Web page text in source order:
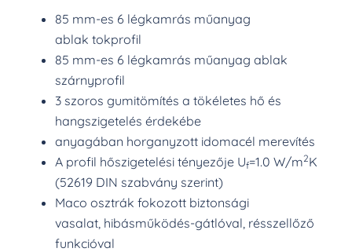
85 mm-es 6 légkamrás műanyag
ablak tokprofil
85 mm-es 6 légkamrás műanyag ablak
szárnyprofil
3 szoros gumitömítés a tökéletes hő és
hangszigetelés érdekébe
anyagában horganyzott idomacél merevítés
A profil hőszigetelési tényezője Uf=1.0 W/m2K
(52619 DIN szabvány szerint)
Maco osztrák fokozott biztonsági
vasalat, hibásműködés-gátlóval, résszellőző
funkcióval